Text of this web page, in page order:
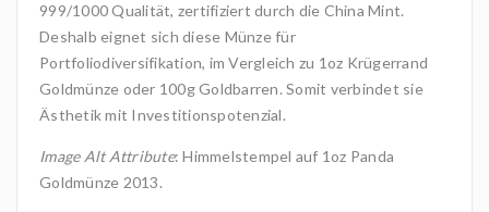
999/1000 Qualität, zertifiziert durch die China Mint.
Deshalb eignet sich diese Münze für
Portfoliodiversifikation, im Vergleich zu 1oz Krügerrand
Goldmünze oder 100g Goldbarren. Somit verbindet sie
Ästhetik mit Investitionspotenzial.
Image Alt Attribute: Himmelstempel auf 1oz Panda
Goldmünze 2013.